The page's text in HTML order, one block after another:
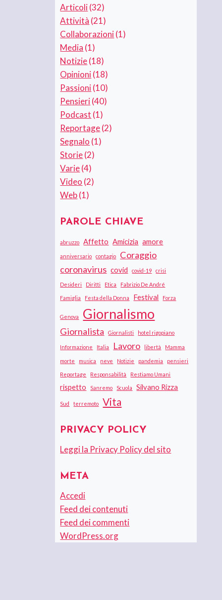
Articoli(32)
Attività (21)
Collaborazioni(1)
Media (1)
Notizie(18)
Opinioni(18)
Passioni(10)
Pensieri(40)
Podcast (1)
Reportage(2)
Segnalo (1)
Storie(2)
Varie(4)
Video (2)
Web(1)
PAROLE CHIAVE
abruzzo Affetto Amicizia amore
anniversario contagio
Coraggio
coronavirus covid covid-19 crisi
Desideri Diritti Etica Fabrizio De André
Famiglia Festa della Donna Festival Forza
Genova Giornalismo
Giornalista Giornalisti hotel rigopiano
Informazione Italia Lavoro libertà Mamma
morte musica neve Notizie pandemia pensieri
Reportage Responsabilità Restiamo Umani
rispetto Sanremo Scuola Silvano Rizza
Sud terremoto Vita
PRIVACY POLICY
Leggi la Privacy Policy del sito
META
Accedi
Feed dei contenuti
Feed dei commenti
WordPress.org